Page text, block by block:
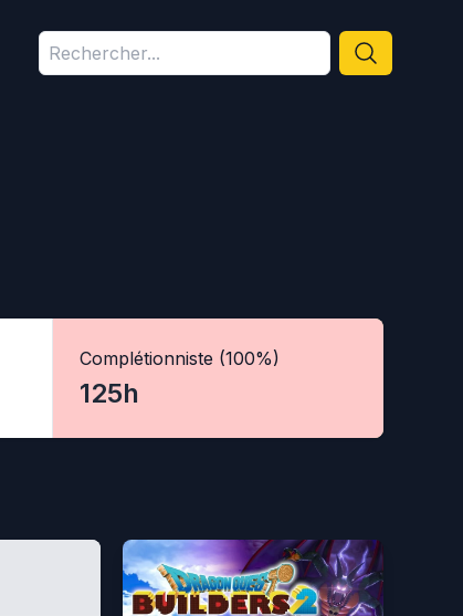
Complétionniste (100%)
125h